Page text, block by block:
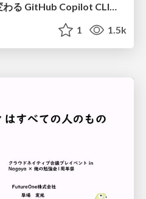
GitHub Copilot appで変わる GitHub Copilot CLI開発体験
1 1.5k